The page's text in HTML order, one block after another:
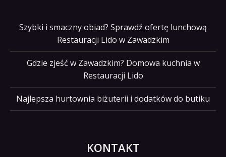
Szybki i smaczny obiad? Sprawdź ofertę lunchową
Restauracji Lido w Zawadzkim
Gdzie zjeść w Zawadzkim? Domowa kuchnia w
Restauracji Lido
Najlepsza hurtownia biżuterii i dodatków do butiku
KONTAKT